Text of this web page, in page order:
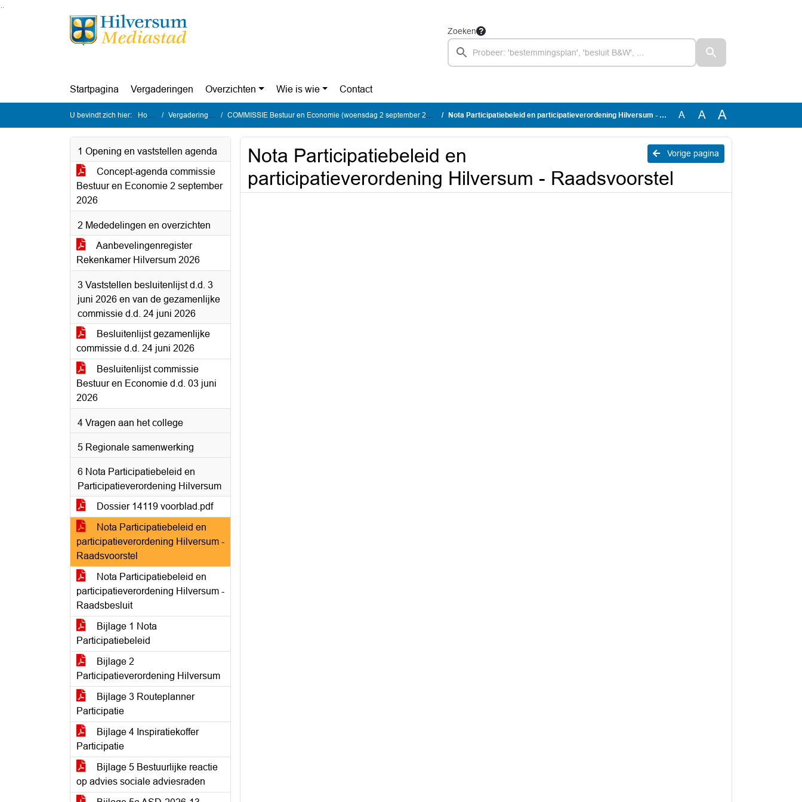
Ga naar de inhoud van deze pagina
Ga naar het zoeken
Ga naar het menu
Zoeken
Startpagina Vergaderingen Overzichten Wie is wie Contact
U bevindt zich hier: Home Vergaderingen COMMISSIE Bestuur en Economie (woensdag 2 september 2026) Nota Participatiebeleid en participatieverordening Hilversum - Raadsvoorstel A A A
1 Opening en vaststellen agenda
Concept-agenda commissie
Bestuur en Economie 2 september
2026
2 Mededelingen en overzichten
Aanbevelingenregister
Rekenkamer Hilversum 2026
3 Vaststellen besluitenlijst d.d. 3
juni 2026 en van de gezamenlijke
commissie d.d. 24 juni 2026
Besluitenlijst gezamenlijke
commissie d.d. 24 juni 2026
Besluitenlijst commissie
Bestuur en Economie d.d. 03 juni
2026
4 Vragen aan het college
5 Regionale samenwerking
6 Nota Participatiebeleid en
Participatieverordening Hilversum
Dossier 14119 voorblad.pdf
Nota Participatiebeleid en
participatieverordening Hilversum -
Raadsvoorstel
Nota Participatiebeleid en
participatieverordening Hilversum -
Raadsbesluit
Bijlage 1 Nota
Participatiebeleid
Bijlage 2
Participatieverordening Hilversum
Bijlage 3 Routeplanner
Participatie
Bijlage 4 Inspiratiekoffer
Participatie
Bijlage 5 Bestuurlijke reactie
op advies sociale adviesraden
Vorige pagina
Nota Participatiebeleid en
participatieverordening Hilversum - Raadsvoorstel